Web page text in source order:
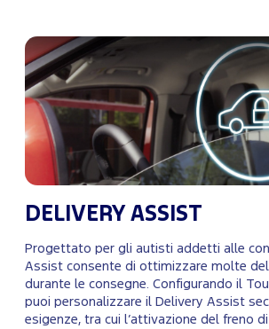
DELIVERY ASSIST
Progettato per gli autisti addetti alle
Assist consente di ottimizzare molte
durante le consegne. Configurando il
puoi personalizzare il Delivery Assist
esigenze, tra cui l’attivazione del freno